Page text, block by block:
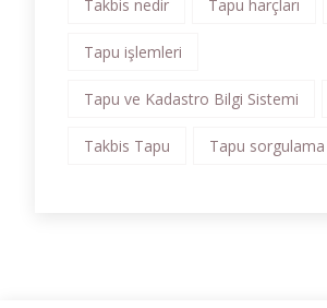
Takbis nedir Tapu harçları
Tapu işlemleri
Tapu ve Kadastro Bilgi Sistemi
Takbis Tapu Tapu sorgulama